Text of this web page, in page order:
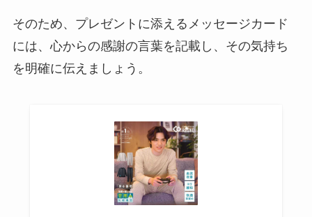
そのため、プレゼントに添えるメッセージカード
には、心からの感謝の言葉を記載し、その気持ち
を明確に伝えましょう。